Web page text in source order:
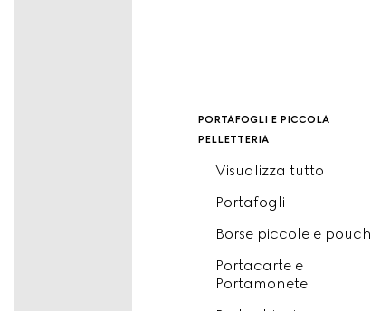
portafogli e piccola
pelletteria
Visualizza tutto
Portafogli
Borse piccole e pouch
Portacarte e
Portamonete